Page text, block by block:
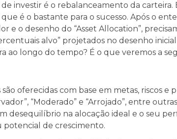
investir é o rebalanceamento da carteira.
é o bastante para o sucesso. Após o
e o desenho do “Asset Allocation”,
alvo” projetados no desenho
ao longo do tempo? É o que veremos a
oferecidas com base em metas, riscos e
“Moderado” e “Arrojado”, entre
desequilíbrio na alocação ideal e o seu
potencial de crescimento.